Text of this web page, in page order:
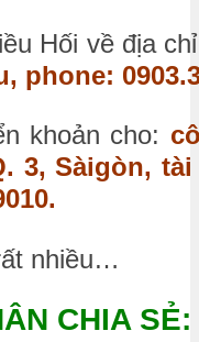
Hối về địa
phone:
khoản cho:
3, Sàigòn,
nhiều…
CHIA SẺ: